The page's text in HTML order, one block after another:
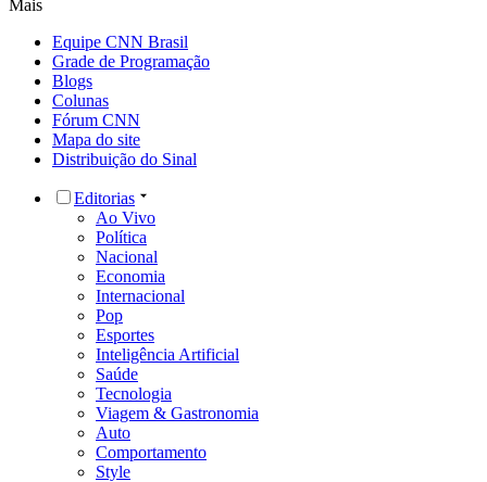
Mais
Equipe CNN Brasil
Grade de Programação
Blogs
Colunas
Fórum CNN
Mapa do site
Distribuição do Sinal
Editorias
Ao Vivo
Política
Nacional
Economia
Internacional
Pop
Esportes
Inteligência Artificial
Saúde
Tecnologia
Viagem & Gastronomia
Auto
Comportamento
Style